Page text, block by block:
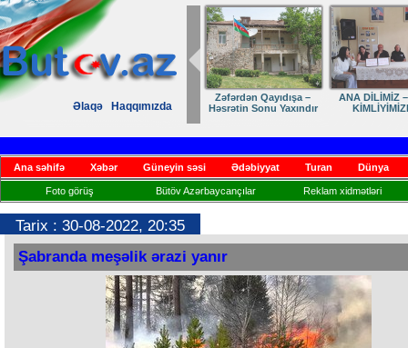
Əlaqə Haqqımızda
Zəfərdən Qayıdışa –
Həsrətin Sonu Yaxındır
ANA DİLİMİZ
Ana səhifə Xəbər Güneyin səsi Ədəbiyyat Turan Dünya
Foto görüş Bütöv Azərbaycançılar Reklam xidmətləri
Tarix : 30-08-2022, 20:35
Şabranda meşəlik ərazi yanır